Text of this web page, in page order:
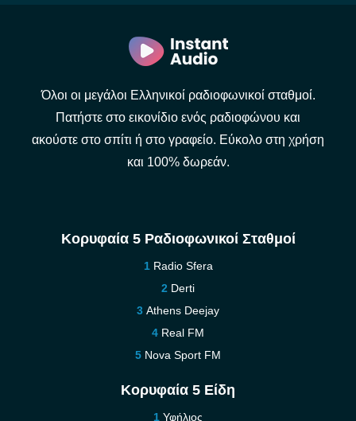
Όλοι οι μεγάλοι Ελληνικοί ραδιοφωνικοί σταθμοί.
Πατήστε στο εικονίδιο ενός ραδιοφώνου και
ακούστε στο σπίτι ή στο γραφείο. Εύκολο στη χρήση
και 100% δωρεάν.
Κορυφαία 5 Ραδιοφωνικοί Σταθμοί
Radio Sfera
Derti
Athens Deejay
Real FM
Nova Sport FM
Κορυφαία 5 Είδη
Υφήλιος